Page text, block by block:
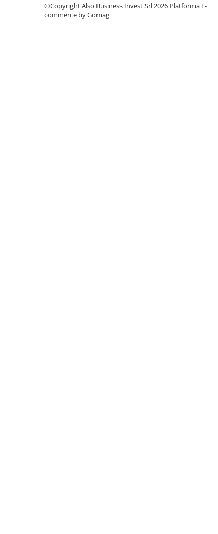
©Copyright Also Business Invest Srl 2026 Platforma E-
commerce by Gomag